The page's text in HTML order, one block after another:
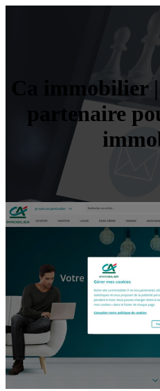
Ca immobilier
partenaire